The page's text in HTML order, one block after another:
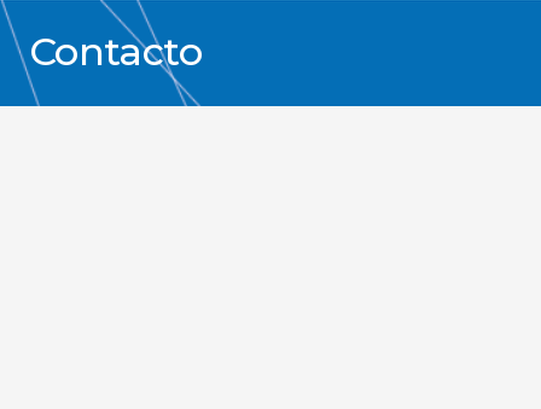
Contacto